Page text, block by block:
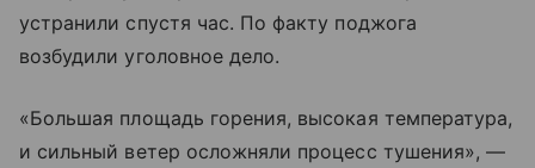
устранили спустя час. По факту поджога
возбудили уголовное дело.
«Большая площадь горения, высокая температура,
и сильный ветер осложняли процесс тушения», —